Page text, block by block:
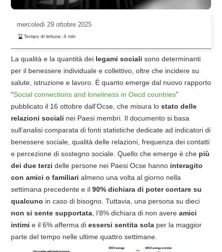
mercoledì 29 ottobre 2025
Tempo di lettura:4 min
La qualità e la quantità dei legami sociali sono determinanti
per il benessere individuale e collettivo, oltre che incidere su
salute, istruzione e lavoro. È quanto emerge dal nuovo rapporto
“Social connections and loneliness in Oecd countries”
pubblicato il 16 ottobre dall’Ocse, che misura lo stato delle
relazioni sociali nei Paesi membri. Il documento si basa
sull’analisi comparata di fonti statistiche dedicate ad indicatori di
benessere sociale, qualità delle relazioni, frequenza dei contatti
e percezione di sostegno sociale. Quello che emerge è che più
dei due terzi delle persone nei Paesi Ocse hanno interagito
con amici o familiari almeno una volta al giorno nella
settimana precedente e il 90% dichiara di poter contare su
qualcuno in caso di bisogno. Tuttavia, una persona su dieci
non si sente supportata, l’8% dichiara di non avere amici
intimi e il 6% afferma di essersi sentita sola per la maggior
parte del tempo nelle ultime quattro settimane.